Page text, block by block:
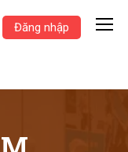
Đăng nhập